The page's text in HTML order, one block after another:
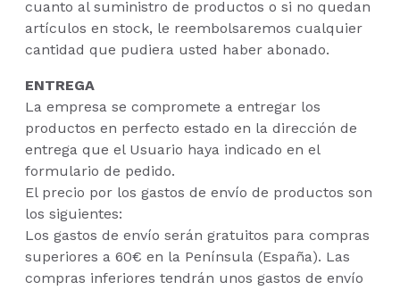
cuanto al suministro de productos o si no quedan
artículos en stock, le reembolsaremos cualquier
cantidad que pudiera usted haber abonado.
ENTREGA
La empresa se compromete a entregar los
productos en perfecto estado en la dirección de
entrega que el Usuario haya indicado en el
formulario de pedido.
El precio por los gastos de envío de productos son
los siguientes:
Los gastos de envío serán gratuitos para compras
superiores a 60€ en la Península (España). Las
compras inferiores tendrán unos gastos de envío